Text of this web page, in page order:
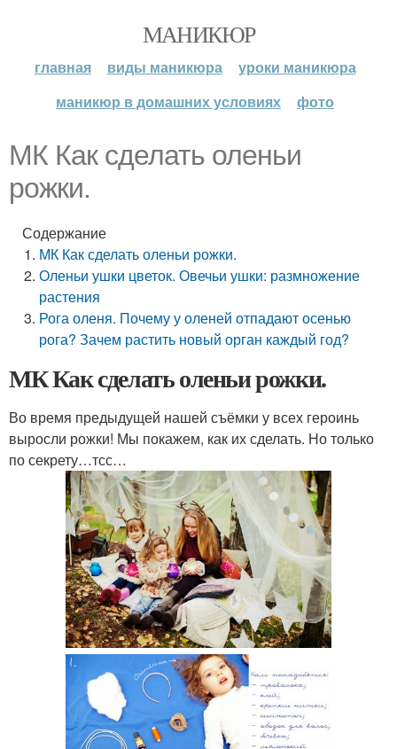
МАНИКЮР
главная виды маникюра
уроки маникюра
маникюр в домашних условиях
фото
МК Как сделать оленьи
рожки.
Содержание
МК Как сделать оленьи рожки.
Оленьи ушки цветок. Овечьи ушки: размножение
растения
Рога оленя. Почему у оленей отпадают осенью
рога? Зачем растить новый орган каждый год?
МК Как сделать оленьи рожки.
Во время предыдущей нашей съёмки у всех героинь
выросли рожки! Мы покажем, как их сделать. Но только
по секрету…тсс…